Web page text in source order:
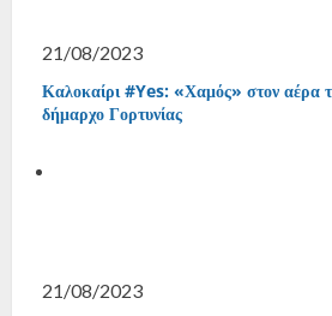
21/08/2023
Καλοκαίρι #Yes: «Χαμός» στον αέρα
δήμαρχο Γορτυνίας
21/08/2023